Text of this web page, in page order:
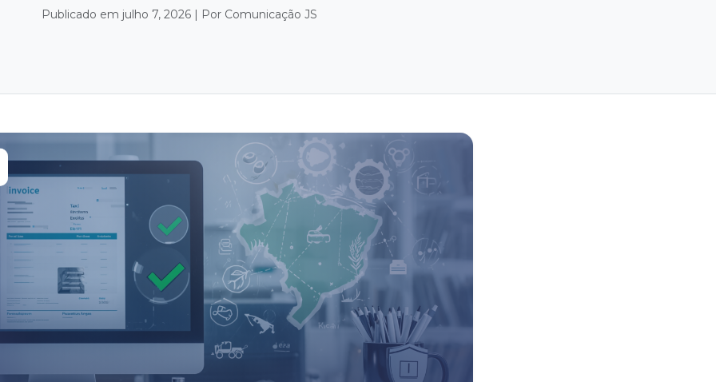
Publicado em julho 7, 2026 | Por Comunicação JS